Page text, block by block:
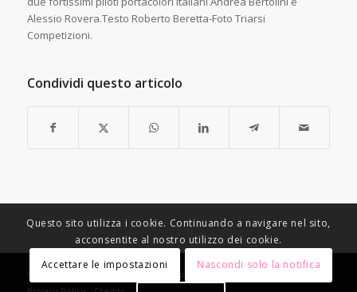
Alessio Rovera.Testo Roberto Beretta-Foto Triarsi
Competizioni.
Condividi questo articolo
© Copyright - Racing Speed Motor Sport -
Questo sito utilizza i cookie. Continuando a navigare nel sito,
acconsentite al nostro utilizzo dei cookie.
Accettare le impostazioni
Nascondi solo la notifica